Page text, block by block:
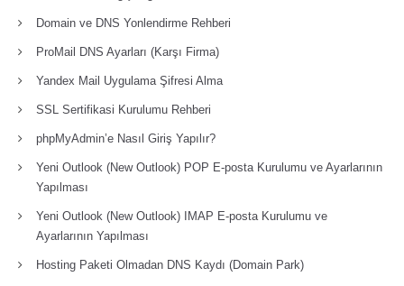
Domain ve DNS Yonlendirme Rehberi
ProMail DNS Ayarları (Karşı Firma)
Yandex Mail Uygulama Şifresi Alma
SSL Sertifikasi Kurulumu Rehberi
phpMyAdmin’e Nasıl Giriş Yapılır?
Yeni Outlook (New Outlook) POP E-posta Kurulumu ve Ayarlarının
Yapılması
Yeni Outlook (New Outlook) IMAP E-posta Kurulumu ve
Ayarlarının Yapılması
Hosting Paketi Olmadan DNS Kaydı (Domain Park)